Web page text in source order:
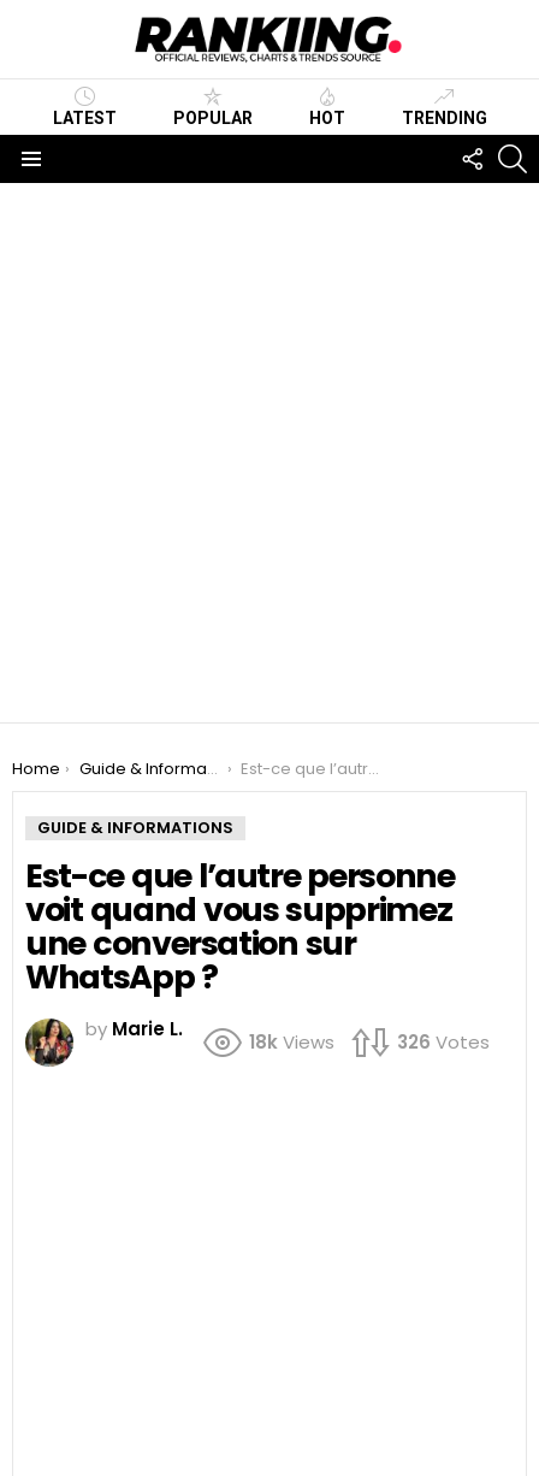
LATEST POPULAR HOT TRENDING
US
You are here:
Home Guide & Informations Est-ce que l’autre personne voit quand vous supprimez une conversation sur WhatsApp ?
GUIDE & INFORMATIONS
Est-ce que l’autre personne
voit quand vous supprimez
une conversation sur
WhatsApp ?
by Marie L.
18kViews 326 Votes